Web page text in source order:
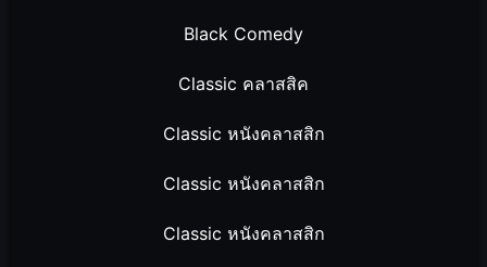
Black Comedy
Classic คลาสสิค
Classic หนังคลาสสิก
Classic หนังคลาสสิก
Classic หนังคลาสสิก